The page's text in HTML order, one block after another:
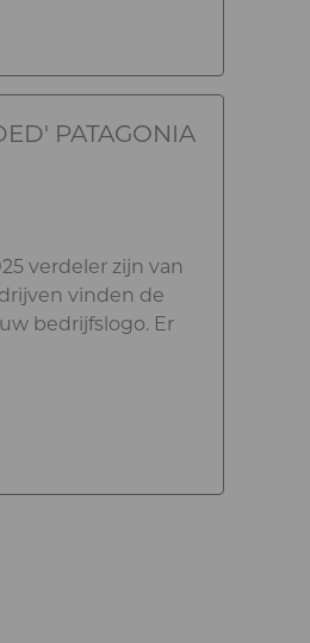
PATAGONIA
verdeler zijn van
vinden de
bedrijfslogo. Er